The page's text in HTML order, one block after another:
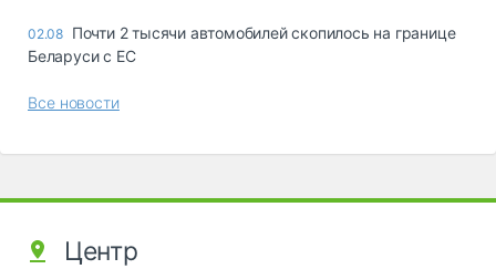
02.08 Почти 2 тысячи автомобилей скопилось на границе
Беларуси с ЕС
Все новости
Центр